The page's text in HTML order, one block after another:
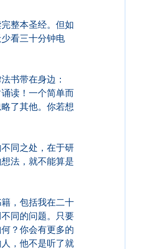
整本圣经。但如
看三十分钟电
书带在身边：
读！一个简单而
了其他。你若想
同之处，在于研
法，就不能算是
，包括我在二十
同的问题。只要
？你会有更多的
，他不是听了就